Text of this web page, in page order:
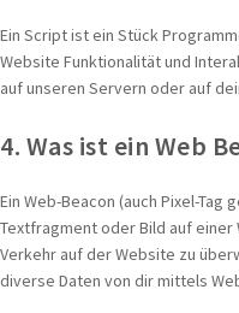
Ein Script ist ein Stück
Website Funktionalität und
auf unseren Servern oder auf
4. Was ist ein Web
Ein Web-Beacon (auch Pixel-
Textfragment oder Bild auf
Verkehr auf der Website zu
diverse Daten von dir mittels